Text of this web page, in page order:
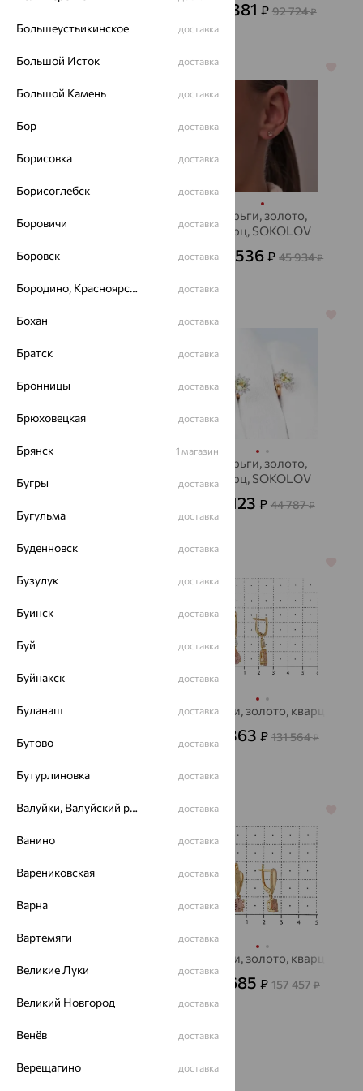
33 381 ₽ 92 724₽
64%
от 11 650
64%
Серьги, золото,
кварц, SOKOLOV
от 16 536₽ 45 934₽
кварц, SOKOLOV
Серьги, золото,
кварц, SOKOLOV
16 123 ₽ 44 787₽
Серьги, серебро,
4 967
Серьги, золото, кварц
47 363 ₽ 131 564₽
64%
58 322
64%
Серьги, золото, кварц
56 685 ₽ 157 457₽
Большеустьикинское доставка
Большой Исток доставка
Большой Камень доставка
Бор доставка
Борисовка доставка
Борисоглебск доставка
Боровичи доставка
Боровск доставка
Бородино, Красноярский край доставка
Бохан доставка
Братск доставка
Бронницы доставка
Брюховецкая доставка
Брянск 1 магазин
Бугры доставка
Бугульма доставка
Буденновск доставка
Бузулук доставка
Буинск доставка
Буй доставка
Буйнакск доставка
Буланаш доставка
Бутово доставка
Бутурлиновка доставка
Валуйки, Валуйский район доставка
Ванино доставка
Варениковская доставка
Варна доставка
Вартемяги доставка
Великие Луки доставка
Великий Новгород доставка
Венёв доставка
Верещагино доставка